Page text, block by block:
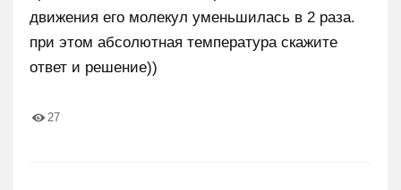
движения его молекул уменьшилась в 2 раза.
при этом абсолютная температура скажите
ответ и решение))
27